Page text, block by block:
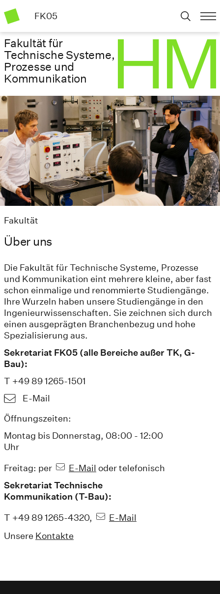
FK05
Fakultät für
Technische Systeme,
Prozesse und
Kommunikation
Fakultät
Über uns
Die Fakultät für Technische Systeme, Prozesse
und Kommunikation eint mehrere kleine, aber fast
schon einmalige und renommierte Studiengänge.
Ihre Wurzeln haben unsere Studiengänge in den
Ingenieurwissenschaften. Sie zeichnen sich durch
einen ausgeprägten Branchenbezug und hohe
Spezialisierung aus.
Sekretariat FK05 (alle Bereiche außer TK, G-
Bau):
T +49 89 1265-1501
E-Mail
Öffnungszeiten:
Montag bis Donnerstag, 08:00 - 12:00
Uhr
Freitag: per E-Mail oder telefonisch
Sekretariat Technische
Kommunikation (T-Bau):
T +49 89 1265-4320,
E-Mail
Unsere Kontakte